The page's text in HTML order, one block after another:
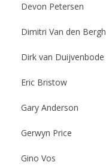
Devon Petersen
Dimitri Van den Bergh
Dirk van Duijvenbode
Eric Bristow
Gary Anderson
Gerwyn Price
Gino Vos